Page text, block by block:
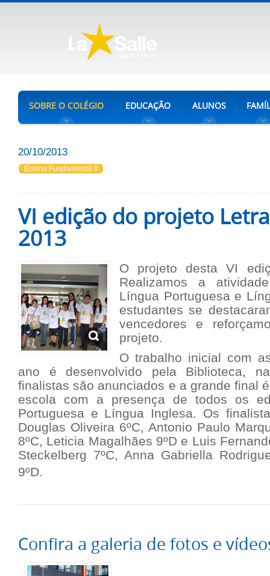
SOBRE O COLÉGIO EDUCAÇÃO ALUNOS
20/10/2013
Ensino Fundamental II
VI edição do projeto
2013
O projeto desta VI
Realizamos a
Língua Portuguesa e
estudantes se
vencedores e
projeto.
O trabalho inicial com
ano é desenvolvido pela Biblioteca,
finalistas são anunciados e a grande final
escola com a presença de todos os
Portuguesa e Língua Inglesa. Os
Douglas Oliveira 6ºC, Antonio Paulo
8ºC, Leticia Magalhães 9ºD e Luis
Steckelberg 7ºC, Anna Gabriella
9ºD.
Confira a galeria de fotos e